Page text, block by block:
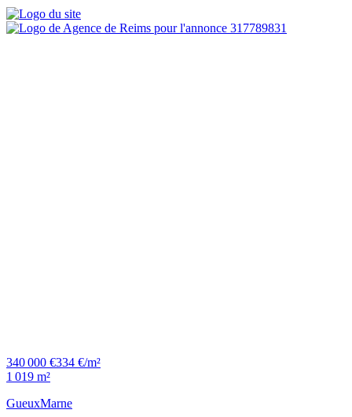
340 000 €334 €/m²
1 019 m²
GueuxMarne